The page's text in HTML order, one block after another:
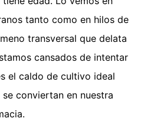
tanto como en hilos de
transversal que delata
cansados de intentar
el caldo de cultivo ideal
conviertan en nuestra